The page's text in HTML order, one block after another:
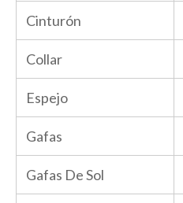
Cinturón
Collar
Espejo
Gafas
Gafas De Sol